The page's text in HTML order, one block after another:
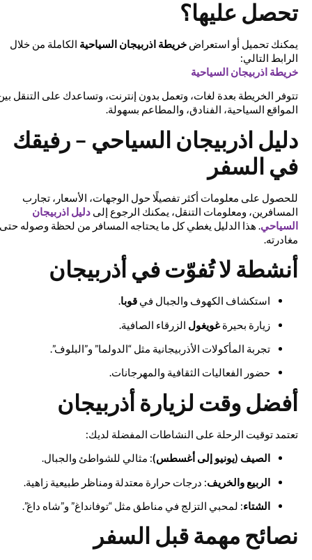
تحصل عليها؟
يمكنك تحميل أو استعراضخريطة اذربيجان السياحيةالكاملة من خلال
الرابط التالي:
خريطة اذربيجان السياحية
تتوفر الخريطة بعدة لغات، وتعمل بدون إنترنت، وتساعدك على التنقل بين
المواقع السياحية، الفنادق، والمطاعم بسهولة.
دليل اذربيجان السياحي – رفيقك
في السفر
للحصول على معلومات أكثر تفصيلًا حول الوجهات، الأسعار، تجارب
المسافرين، ومعلومات التنقل، يمكنك الرجوع إلىدليل اذربيجان
السياحي. هذا الدليل يغطي كل ما يحتاجه المسافر من لحظة وصوله حتى
مغادرته.
أنشطة لا تُفوّت في أذربيجان
استكشاف الكهوف والجبال فيقوبا.
زيارة بحيرةغويغولالزرقاء الصافية.
تجربة المأكولات الأذربيجانية مثل “الدولما” و”البلوف”.
حضور الفعاليات الثقافية والمهرجانات.
أفضل وقت لزيارة أذربيجان
تعتمد توقيت الرحلة على النشاطات المفضلة لديك:
الصيف (يونيو إلى أغسطس): مثالي للشواطئ والجبال.
الربيع والخريف: درجات حرارة معتدلة ومناظر طبيعية زاهية.
الشتاء: لمحبي التزلج في مناطق مثل “توفانداغ” و”شاه داغ”.
نصائح مهمة قبل السفر